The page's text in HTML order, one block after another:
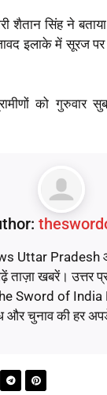
r
a
शैतान सिंह ने
इलाके में सूरज
को गुरुवार
Uttar Pradesh
ताज़ा खबरें। उत्तर
Sword of
और चुनाव की हर